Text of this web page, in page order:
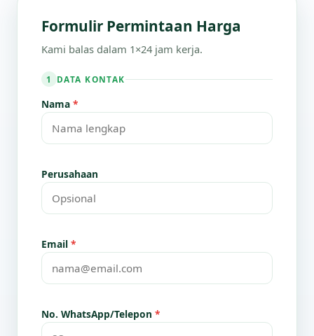
Formulir Permintaan Harga
Kami balas dalam 1×24 jam kerja.
1 DATA KONTAK
Nama *
Perusahaan
Email *
No. WhatsApp/Telepon *